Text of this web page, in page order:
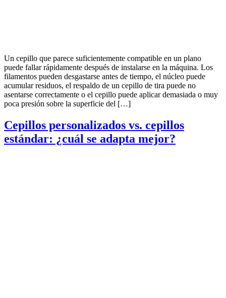
Un cepillo que parece suficientemente compatible en un plano
puede fallar rápidamente después de instalarse en la máquina. Los
filamentos pueden desgastarse antes de tiempo, el núcleo puede
acumular residuos, el respaldo de un cepillo de tira puede no
asentarse correctamente o el cepillo puede aplicar demasiada o muy
poca presión sobre la superficie del […]
Cepillos personalizados vs. cepillos
estándar: ¿cuál se adapta mejor?